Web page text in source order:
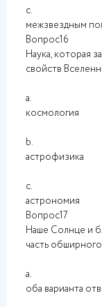
c.
межзвездным
Вопрос16
Наука, которая
свойств
a.
космология
b.
астрофизика
c.
астрономия
Вопрос17
Наше Солнце и
часть
a.
оба варианта